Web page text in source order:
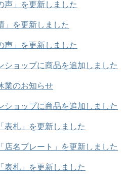
声」を更新しました
」を更新しました
声」を更新しました
ショップに商品を追加しました
業のお知らせ
ショップに商品を追加しました
表札」を更新しました
店名プレート」を更新しました
表札」を更新しました